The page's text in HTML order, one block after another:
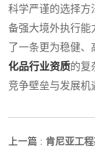
科学严谨的选择方
备强大境外执行能
了一条更为稳健
化品行业资质的复
竞争壁垒与发展机
上一篇 : 肯尼亚工